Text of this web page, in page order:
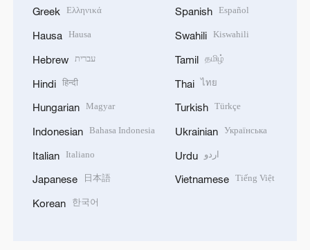
Greek Ελληνικά
Hausa Hausa
Hebrew עברית
Hindi हिन्दी
Hungarian Magyar
Indonesian Bahasa Indonesia
Italian Italiano
Japanese 日本語
Korean 한국어
Spanish Español
Swahili Kiswahili
Tamil தமிழ்
Thai ไทย
Turkish Türkçe
Ukrainian Українська
Urdu اردو
Vietnamese Tiếng Việt